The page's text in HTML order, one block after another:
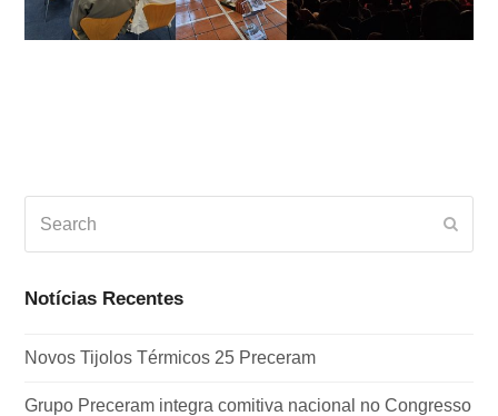
Notícias Recentes
Novos Tijolos Térmicos 25 Preceram
Grupo Preceram integra comitiva nacional no Congresso